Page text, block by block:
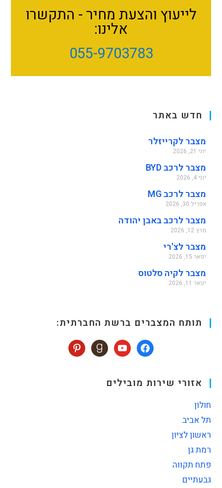
לייעוץ והצעת מחיר - התקשרו
אלינו:
055-9703783
חדש באתר
מצבר לקרייזלר
יוני 21, 2026
מצבר לרכב BYD
יוני 4, 2026
מצבר לרכב MG
אפריל 30, 2026
מצבר לרכב באבן יהודה
מרץ 12, 2026
מצבר לצ'רי
ינואר 15, 2026
מצבר לקיה סלטוס
ינואר 11, 2026
תותח המצברים ברשת החברתית:
אזורי שירות מובילים
חולון
תל אביב
ראשון לציון
רמת גן
פתח תקווה
גבעתיים